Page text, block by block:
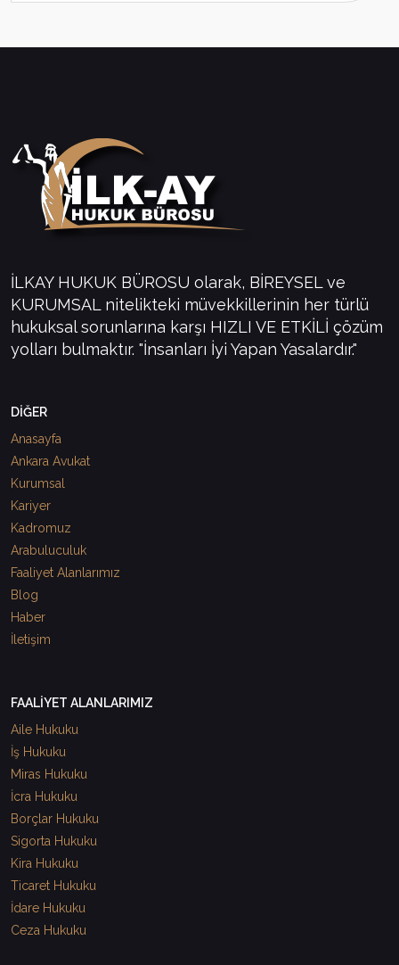
İLKAY HUKUK BÜROSU olarak, BİREYSEL ve
KURUMSAL nitelikteki müvekkillerinin her türlü
hukuksal sorunlarına karşı HIZLI VE ETKİLİ çözüm
yolları bulmaktır. "İnsanları İyi Yapan Yasalardır."
DİĞER
Anasayfa
Ankara Avukat
Kurumsal
Kariyer
Kadromuz
Arabuluculuk
Faaliyet Alanlarımız
Blog
Haber
İletişim
FAALİYET ALANLARIMIZ
Aile Hukuku
İş Hukuku
Miras Hukuku
İcra Hukuku
Borçlar Hukuku
Sigorta Hukuku
Kira Hukuku
Ticaret Hukuku
İdare Hukuku
Ceza Hukuku